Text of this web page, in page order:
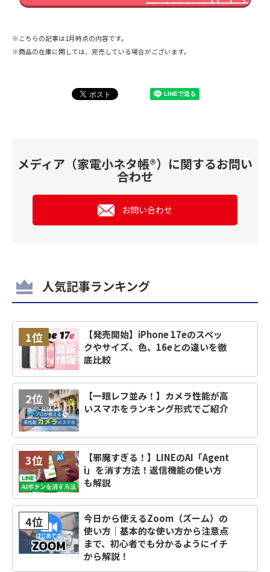
※こちらの記事は1月時点の内容です。
※商品の在庫に関しては、完売している場合がございます。
メディア（家電小ネタ帳®）に関するお問い
合わせ
お問い合わせ
人気記事ランキング
1位
【発売開始】iPhone 17eのスペッ
クやサイズ、色、16eとの違いを徹
底比較
2位
【一眼レフ並み！】カメラ性能が高
いスマホをランキング形式でご紹介
3位
【邪魔すぎる！】LINEのAI「Agent
i」を消す方法！返信機能の使い方
も解説
4位
今日から使えるZoom（ズーム）の
使い方｜基本的な使い方から注意点
まで、初心者でも分かるようにイチ
から解説！